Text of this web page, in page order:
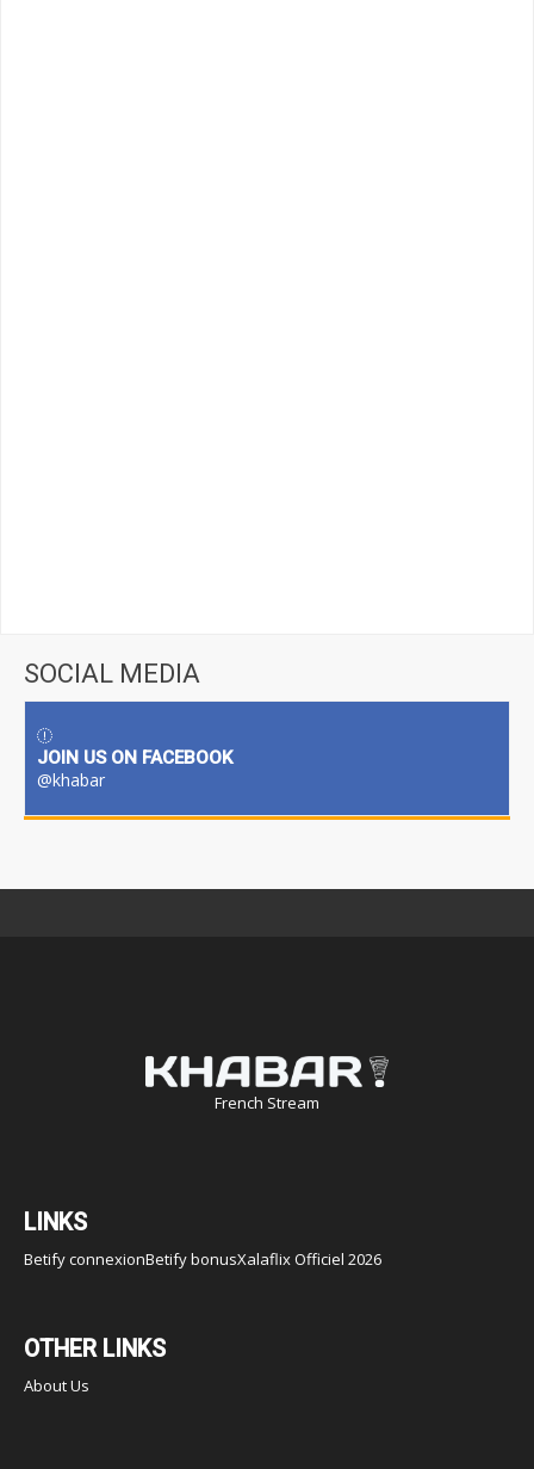
SOCIAL MEDIA
JOIN US ON FACEBOOK
@khabar
French Stream
LINKS
Betify connexionBetify bonusXalaflix Officiel 2026
OTHER LINKS
About Us